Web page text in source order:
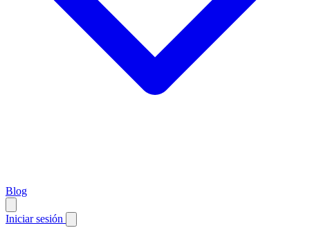
Blog
Iniciar sesión